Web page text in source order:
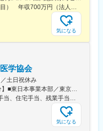
）
クルーティング、オペレーショ
ータ管理、解析計画、解析実
援
提案（問い合わせ対応中心）
ューニング、顧客QA
管理
年収560万円（法人営業／入社3年目） 年収700万円（法人営業・チームリーダー／入社5年目）
気になる
学協会
土日祝休み
【転勤なし／錦糸町駅より徒歩5分】■東日本事業本部／東京都江東区毛利1-19-10 江間忠錦糸町ビル＜アクセス＞JR総武線（快速）、総武線（各駅停車）「錦糸町駅」南口より徒歩5分東京メトロ半蔵門線「錦糸町駅」B1出口より徒歩5分東京メトロ半蔵門線／都営新宿線「住吉駅」B2出口より徒歩5分※受動喫煙対策あり（オフィス内禁煙）
年収460万円／入社1年目 ※期末手当、住宅手当、残業手当（月10時間分）含む
気になる